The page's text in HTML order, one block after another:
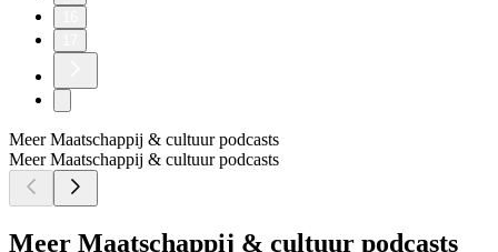
Meer Maatschappij & cultuur podcasts
Meer Maatschappij & cultuur podcasts
Meer Maatschappij & cultuur podcasts